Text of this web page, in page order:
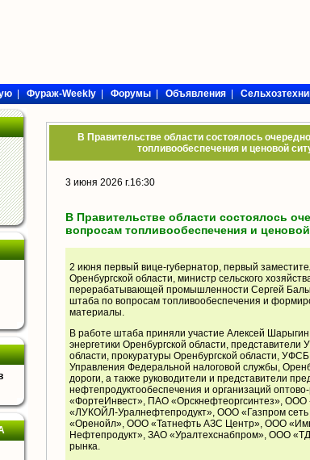
|Фураж-Weekly|Форумы|Объявления|
В Правительстве области состоялось
топливообеспечения и ценовой
3 июня 2026 г.16:30
В Правительстве области состоялось
вопросам топливообеспечения и
2 июня первый вице-губернатор, первый
Оренбургской области, министр сельского
перерабатывающей промышленности Сергей
штаба по вопросам топливообеспечения и
материалы.
В работе штаба приняли участие Алексей
энергетики Оренбургской области,
области, прокуратуры Оренбургской области,
Управления Федеральной налоговой службы,
дороги, а также руководители и представители
нефтепродуктообеспечения и организаций
«ФортеИнвест», ПАО «Орскнефтеоргсинтез»,
«ЛУКОЙЛ-Уралнефтепродукт», ООО «Газпром
«Оренойл», ООО «Татнефть АЗС Центр», ООО
Нефтепродукт», ЗАО «Уралтехснабпром», ООО «ТД
рынка.